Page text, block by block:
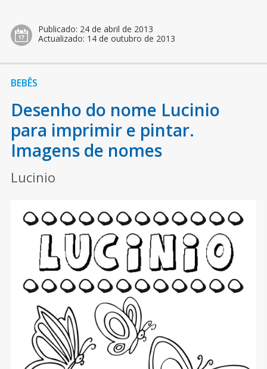
Publicado: 24 de abril de 2013
Actualizado: 14 de outubro de 2013
BEBÊS
Desenho do nome Lucinio
para imprimir e pintar.
Imagens de nomes
Lucinio